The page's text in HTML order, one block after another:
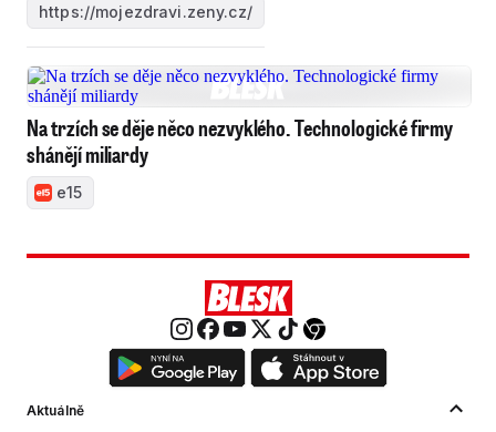
https://mojezdravi.zeny.cz/
Na trzích se děje něco nezvyklého. Technologické firmy
shánějí miliardy
e15
Aktuálně